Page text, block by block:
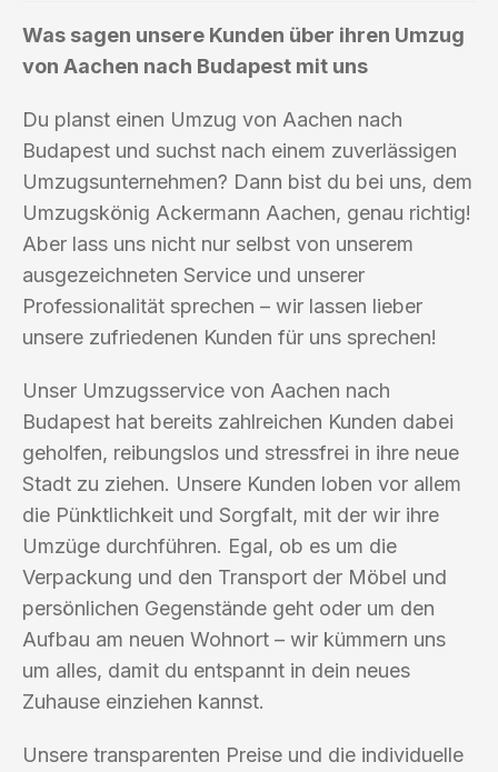
Was sagen unsere Kunden über ihren Umzug
von Aachen nach Budapest mit uns
Du planst einen Umzug von Aachen nach
Budapest und suchst nach einem zuverlässigen
Umzugsunternehmen? Dann bist du bei uns, dem
Umzugskönig Ackermann Aachen, genau richtig!
Aber lass uns nicht nur selbst von unserem
ausgezeichneten Service und unserer
Professionalität sprechen – wir lassen lieber
unsere zufriedenen Kunden für uns sprechen!
Unser Umzugsservice von Aachen nach
Budapest hat bereits zahlreichen Kunden dabei
geholfen, reibungslos und stressfrei in ihre neue
Stadt zu ziehen. Unsere Kunden loben vor allem
die Pünktlichkeit und Sorgfalt, mit der wir ihre
Umzüge durchführen. Egal, ob es um die
Verpackung und den Transport der Möbel und
persönlichen Gegenstände geht oder um den
Aufbau am neuen Wohnort – wir kümmern uns
um alles, damit du entspannt in dein neues
Zuhause einziehen kannst.
Unsere transparenten Preise und die individuelle